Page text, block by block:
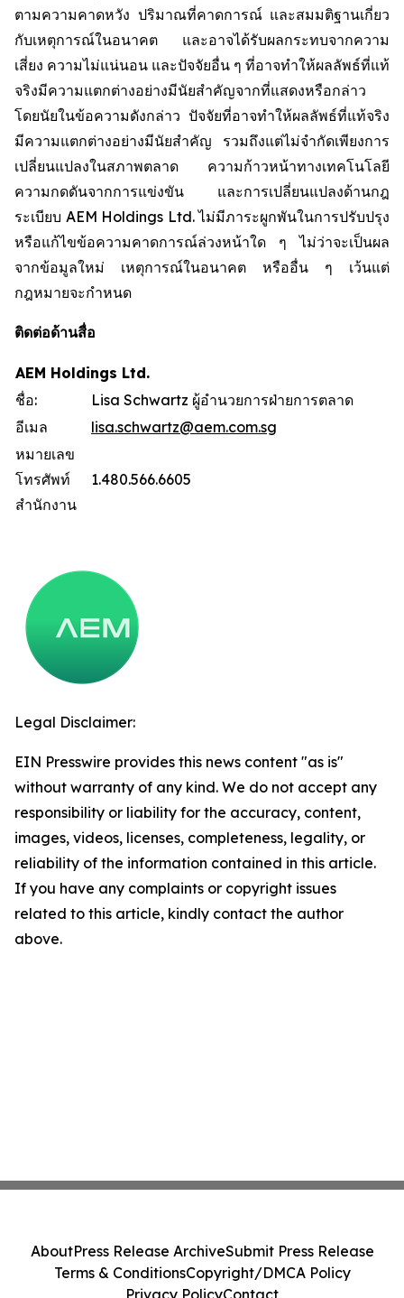
ตามความคาดหวัง ปริมาณที่คาดการณ์ และสมมติฐานเกี่ยว
กับเหตุการณ์ในอนาคต และอาจได้รับผลกระทบจากความ
เสี่ยง ความไม่แน่นอน และปัจจัยอื่น ๆ ที่อาจทำให้ผลลัพธ์ที่แท้
จริงมีความแตกต่างอย่างมีนัยสำคัญจากที่แสดงหรือกล่าว
โดยนัยในข้อความดังกล่าว ปัจจัยที่อาจทำให้ผลลัพธ์ที่แท้จริง
มีความแตกต่างอย่างมีนัยสำคัญ รวมถึงแต่ไม่จำกัดเพียงการ
เปลี่ยนแปลงในสภาพตลาด ความก้าวหน้าทางเทคโนโลยี
ความกดดันจากการแข่งขัน และการเปลี่ยนแปลงด้านกฎ
ระเบียบ AEM Holdings Ltd. ไม่มีภาระผูกพันในการปรับปรุง
หรือแก้ไขข้อความคาดการณ์ล่วงหน้าใด ๆ ไม่ว่าจะเป็นผล
จากข้อมูลใหม่ เหตุการณ์ในอนาคต หรืออื่น ๆ เว้นแต่
กฎหมายจะกำหนด
ติดต่อด้านสื่อ
AEM Holdings Ltd.
ชื่อ:
Lisa Schwartz ผู้อำนวยการฝ่ายการตลาด
อีเมล
lisa.schwartz@aem.com.sg
หมายเลข
โทรศัพท์
สำนักงาน
1.480.566.6605
Legal Disclaimer:
EIN Presswire provides this news content "as is"
without warranty of any kind. We do not accept any
responsibility or liability for the accuracy, content,
images, videos, licenses, completeness, legality, or
reliability of the information contained in this article.
If you have any complaints or copyright issues
related to this article, kindly contact the author
above.
AboutPress Release ArchiveSubmit Press Release
Terms & ConditionsCopyright/DMCA Policy
Privacy PolicyContact